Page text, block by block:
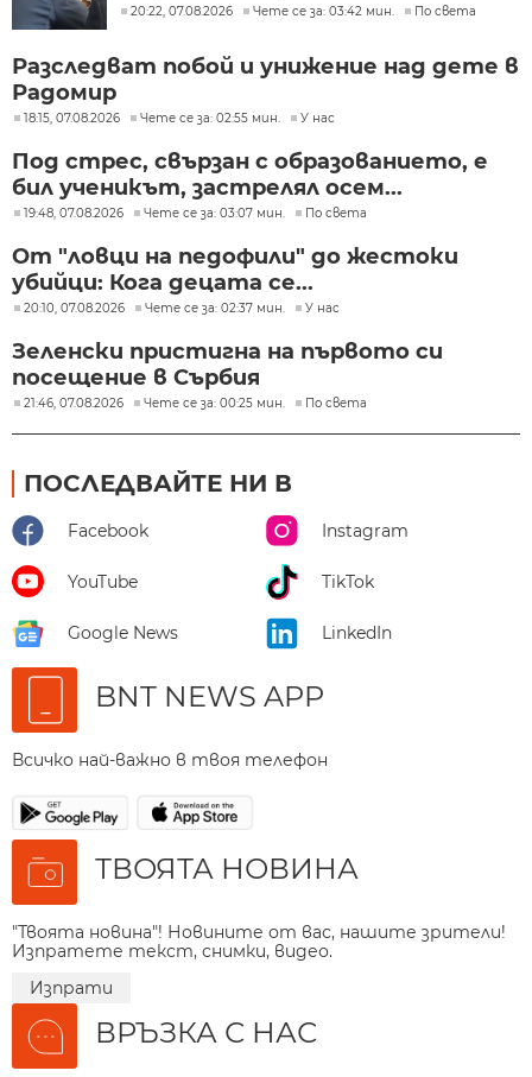
20:22, 07.08.2026 Чете се за: 03:42 мин. По света
Разследват побой и унижение над дете в
Радомир
18:15, 07.08.2026 Чете се за: 02:55 мин. У нас
Под стрес, свързан с образованието, е
бил ученикът, застрелял осем...
19:48, 07.08.2026 Чете се за: 03:07 мин. По света
От "ловци на педофили" до жестоки
убийци: Кога децата се...
20:10, 07.08.2026 Чете се за: 02:37 мин. У нас
Зеленски пристигна на първото си
посещение в Сърбия
21:46, 07.08.2026 Чете се за: 00:25 мин. По света
ПОСЛЕДВАЙТЕ НИ В
Facebook Instagram
YouTube TikTok
Google News LinkedIn
BNT NEWS APP
Всичко най-важно в твоя телефон
ТВОЯТА НОВИНА
"Твоята новина"! Новините от вас, нашите зрители!
Изпратете текст, снимки, видео.
Изпрати
ВРЪЗКА С НАС